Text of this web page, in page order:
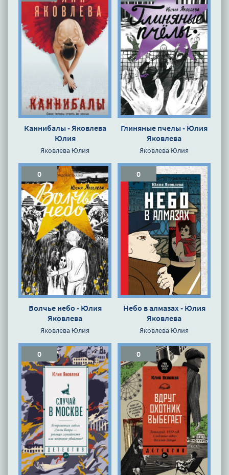
Каннибалы - Яковлева
Юлия
Яковлева Юлия
Глиняные пчелы - Юлия
Яковлева
Яковлева Юлия
0
Волчье небо - Юлия
Яковлева
Яковлева Юлия
0
Небо в алмазах - Юлия
Яковлева
Яковлева Юлия
0 0